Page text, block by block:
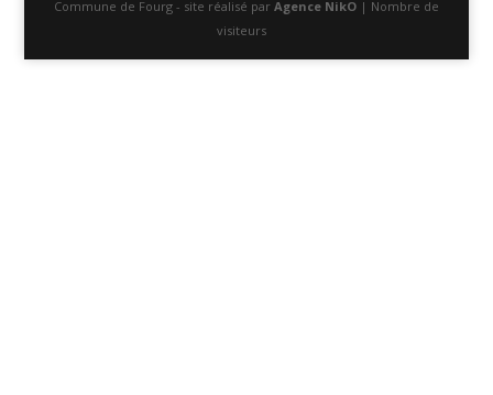
Commune de Fourg - site réalisé par Agence NikO| Nombre de
visiteurs